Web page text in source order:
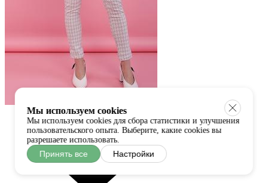
Мы используем cookies
Мы используем cookies для сбора статистики и улучшения
пользовательского опыта. Выберите, какие cookies вы
разрешаете использовать.
Принять все Настройки